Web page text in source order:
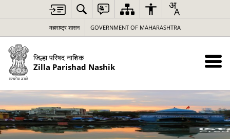
महाराष्ट्र शासन GOVERNMENT OF MAHARASHTRA
जिल्हा परिषद नाशिक
Zilla Parishad Nashik